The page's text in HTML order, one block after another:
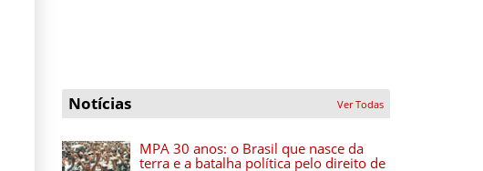
Notícias Ver Todas
MPA 30 anos: o Brasil que nasce da
terra e a batalha política pelo direito de